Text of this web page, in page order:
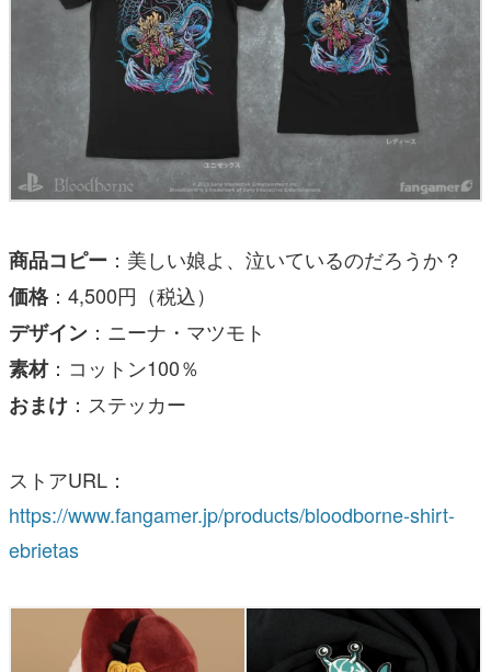
商品コピー ：美しい娘よ、泣いているのだろうか？
価格：4,500円（税込）
デザイン ：ニーナ・マツモト
素材：コットン100％
おまけ ：ステッカー
ストアURL：
https://www.fangamer.jp/products/bloodborne-shirt-
ebrietas